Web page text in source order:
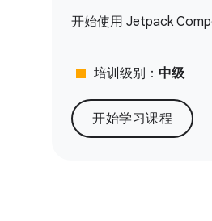
开始使用 Jetpack
stop 培训级别： 中级
开始学习课程